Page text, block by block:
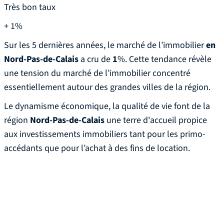
Très bon taux
+ 1%
Sur les 5 dernières années, le marché de l’immobilieren
Nord-Pas-de-Calais a cru de 1%. Cette tendance révèle
une tension du marché de l’immobilier concentré
essentiellement autour des grandes villes de la région.
Le dynamisme économique, la qualité de vie font de la
région Nord-Pas-de-Calais une terre d'accueil propice
aux investissements immobiliers tant pour les primo-
accédants que pour l’achat à des fins de location.